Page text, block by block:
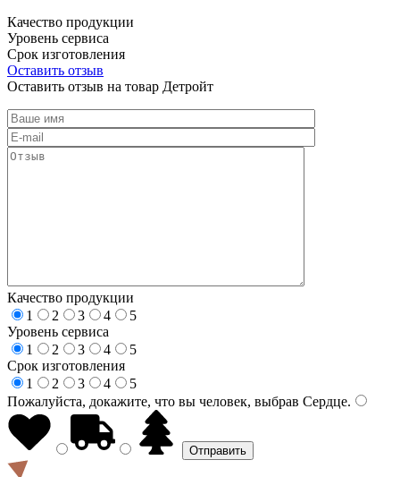
Качество продукции
Уровень сервиса
Срок изготовления
Оставить отзыв
Оставить отзыв на товар Детройт
Качество продукции
1
2 3 4
5
Уровень сервиса
1
2 3 4
5
Срок изготовления
1
2 3 4
5
Пожалуйста, докажите, что вы человек, выбрав Сердце.